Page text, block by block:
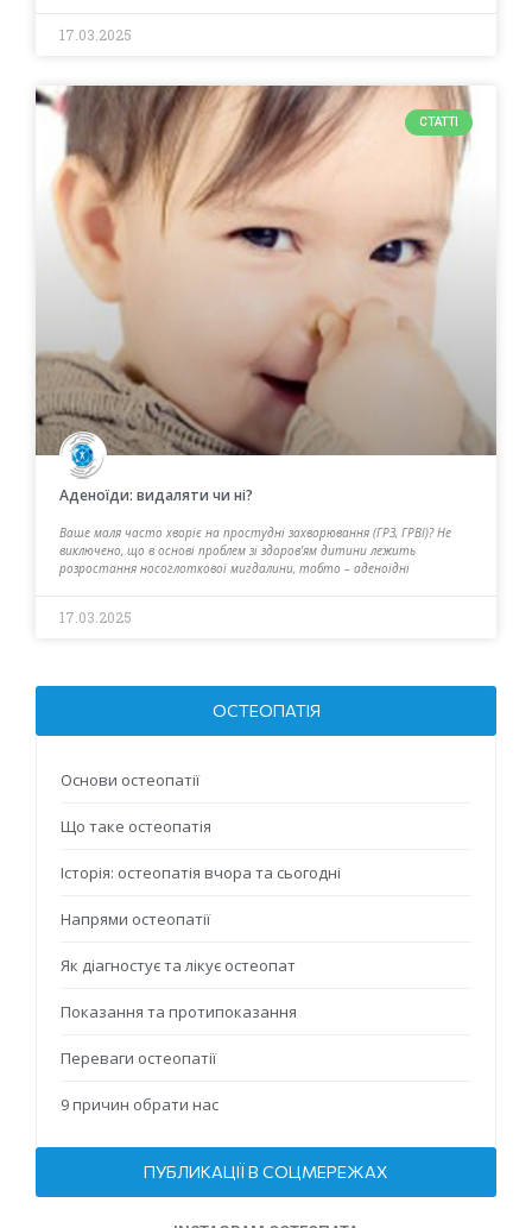
17.03.2025
СТАТТІ
Аденоїди: видаляти чи ні?
Ваше маля часто хворіє на простудні захворювання (ГРЗ, ГРВІ)? Не
виключено, що в основі проблем зі здоров’ям дитини лежить
розростання носоглоткової мигдалини, тобто – аденоїдні
17.03.2025
ОСТЕОПАТІЯ
Основи остеопатії
Що таке остеопатія
Історія: остеопатія вчора та сьогодні
Напрями остеопатії
Як діагностує та лікує остеопат
Показання та протипоказання
Переваги остеопатії
9 причин обрати нас
ПУБЛИКАЦІЇ В СОЦМЕРЕЖАХ